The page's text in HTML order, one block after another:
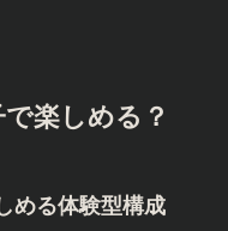
楽しめる？
める体験型構成